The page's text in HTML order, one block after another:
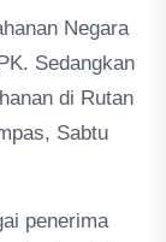
Negara
Sedangkan
di Rutan
Sabtu
penerima